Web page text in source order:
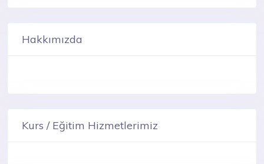
Hakkımızda
Kurs / Eğitim Hizmetlerimiz